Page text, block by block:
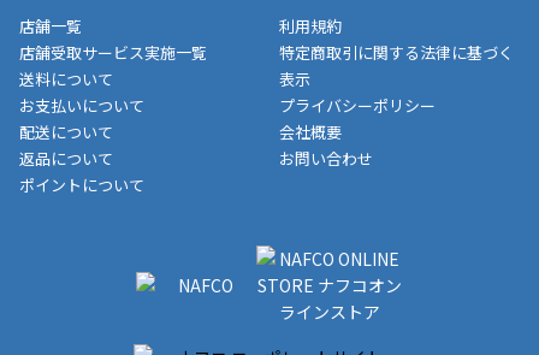
■商品によっては一部決済方法が使用できない場合がございま
す。
メーカー直送品など一部商品については、その他商品との購入に
制限がかかる場合がございます。また発送日についても、通常と
異なる場合がございます。対象商品の説明ページをご確認くださ
い。
■店舗受取をご選択いただいた場合
ご注文が確認出来次第、お受取される店舗在庫を使用してご準備
をさせていただきます。店舗に在庫がない場合は店舗よりお取り
いただく場合がございます。店舗準備でのお渡しとなる為、商品
のみの受け渡しとなります。（箱や納品書は付属しておりませ
ん）店舗で準備が出来次第、メールにてご連絡させていただきま
店舗一覧
店舗受取サービス実施一覧
送料について
お支払いについて
配送について
返品について
ポイントについて
利用規約
特定商取引に関する法律に基づく
表示
プライバシーポリシー
会社概要
お問い合わせ